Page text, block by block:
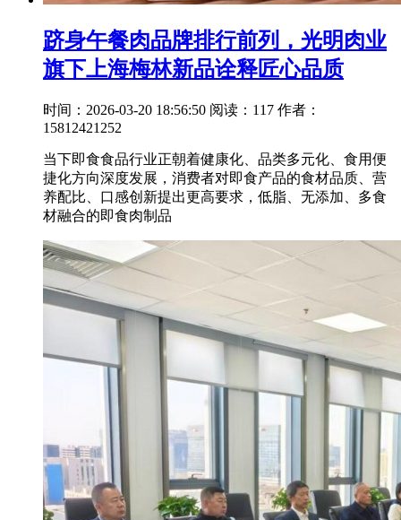
跻身午餐肉品牌排行前列，光明肉业
旗下上海梅林新品诠释匠心品质
时间：2026-03-20 18:56:50 阅读：117 作者：
15812421252
当下即食食品行业正朝着健康化、品类多元化、食用便
捷化方向深度发展，消费者对即食产品的食材品质、营
养配比、口感创新提出更高要求，低脂、无添加、多食
材融合的即食肉制品